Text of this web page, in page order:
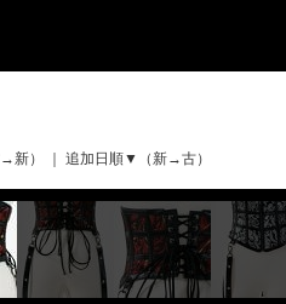
新） 追加日順▼（新→古）